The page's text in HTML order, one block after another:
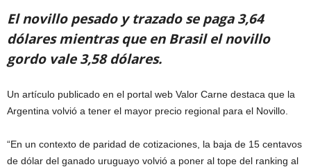
El novillo pesado y trazado se paga 3,64
dólares mientras que en Brasil el novillo
gordo vale 3,58 dólares.
Un artículo publicado en el portal web Valor Carne destaca que la
Argentina volvió a tener el mayor precio regional para el Novillo.
“En un contexto de paridad de cotizaciones, la baja de 15 centavos
de dólar del ganado uruguayo volvió a poner al tope del ranking al